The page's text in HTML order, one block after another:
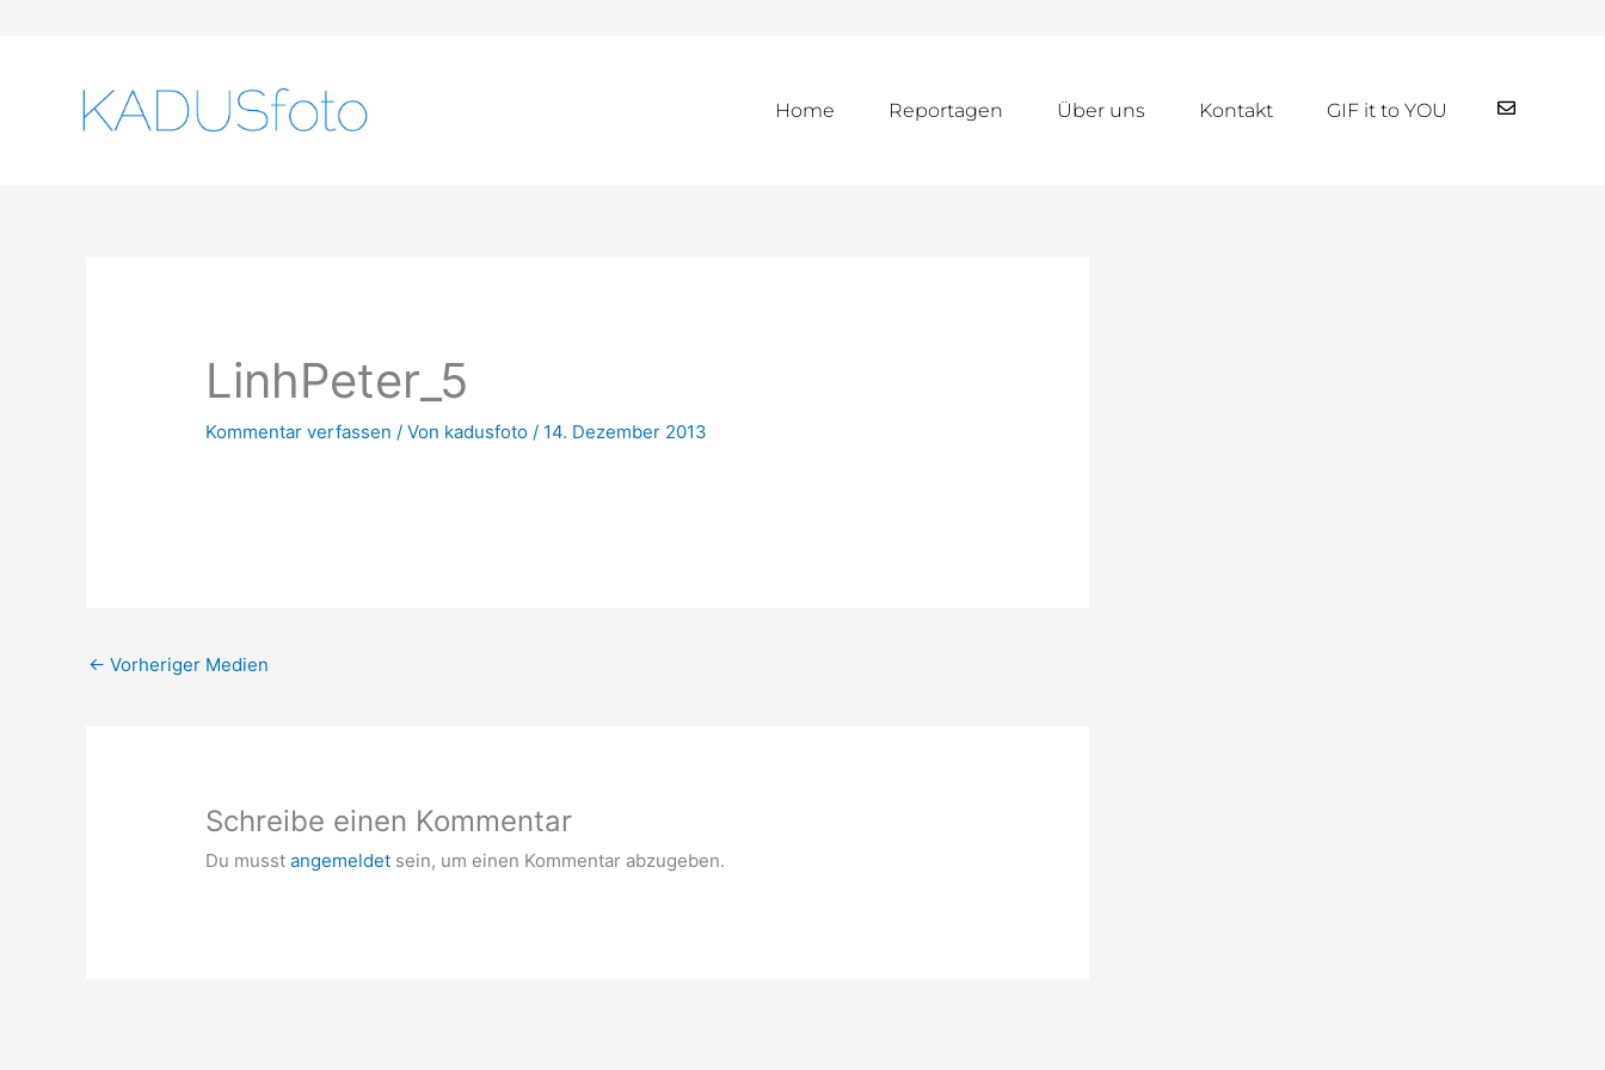
Home
Reportagen Über uns Kontakt GIF it to YOU
LinhPeter_5
Kommentar verfassen / Von kadusfoto/ 14. Dezember 2013
← Vorheriger Medien
Schreibe einen Kommentar
Du musstangemeldet sein, um einen Kommentar abzugeben.